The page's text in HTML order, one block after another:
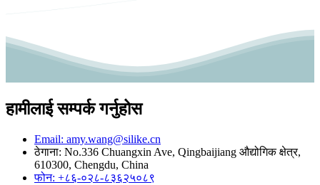
हामीलाई सम्पर्क गर्नुहोस
Email: amy.wang@silike.cn
ठेगाना: No.336 Chuangxin Ave, Qingbaijiang औद्योगिक क्षेत्र,
610300, Chengdu, China
फोन: +८६-०२८-८३६२५०८९